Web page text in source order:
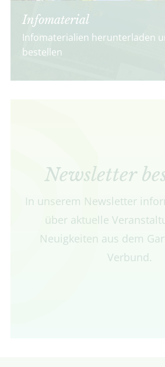
Infomaterial
Infomaterialien herunterladen
bestellen
Newsletter
In unserem Newsletter
über aktuelle
Neuigkeiten aus dem
Verbund.